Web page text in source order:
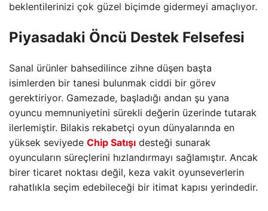
beklentilerinizi çok güzel biçimde gidermeyi amaçlıyor.
Piyasadaki Öncü Destek Felsefesi
Sanal ürünler bahsedilince zihne düşen başta
isimlerden bir tanesi bulunmak ciddi bir görev
gerektiriyor. Gamezade, başladığı andan şu yana
oyuncu memnuniyetini sürekli değerin üzerinde tutarak
ilerlemiştir. Bilakis rekabetçi oyun dünyalarında en
yüksek seviyede Chip Satışı desteği sunarak
oyuncuların süreçlerini hızlandırmayı sağlamıştır. Ancak
birer ticaret noktası değil, keza vakit oyunseverlerin
rahatlıkla seçim edebileceği bir itimat kapısı yerindedir.